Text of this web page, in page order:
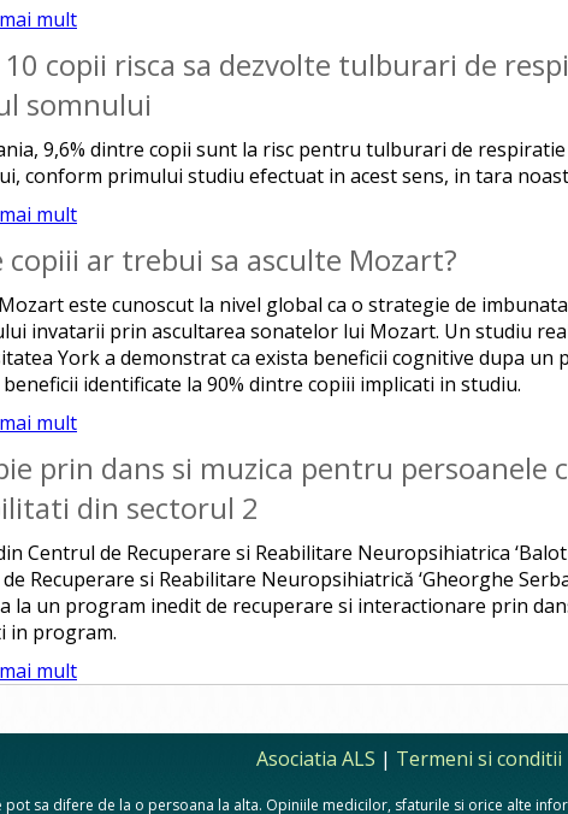
mult
copii risca sa dezvolte tulburari de
somnului
9,6% dintre copii sunt la risc pentru tulburari de
conform primului studiu efectuat in acest sens, in tara
mult
copiii ar trebui sa asculte Mozart?
este cunoscut la nivel global ca o strategie de
invatarii prin ascultarea sonatelor lui Mozart. Un studiu
York a demonstrat ca exista beneficii cognitive dupa un
beneficii identificate la 90% dintre copiii implicati in studiu.
mult
prin dans si muzica pentru persoanele
din sectorul 2
Centrul de Recuperare si Reabilitare Neuropsihiatrica
Recuperare si Reabilitare Neuropsihiatrică ‘Gheorghe
la un program inedit de recuperare si interactionare prin
in program.
mult
Asociatia ALS | Termeni si conditii
pot sa difere de la o persoana la alta. Opiniile medicilor, sfaturile si orice alte